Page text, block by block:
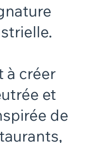
à créer
et
de